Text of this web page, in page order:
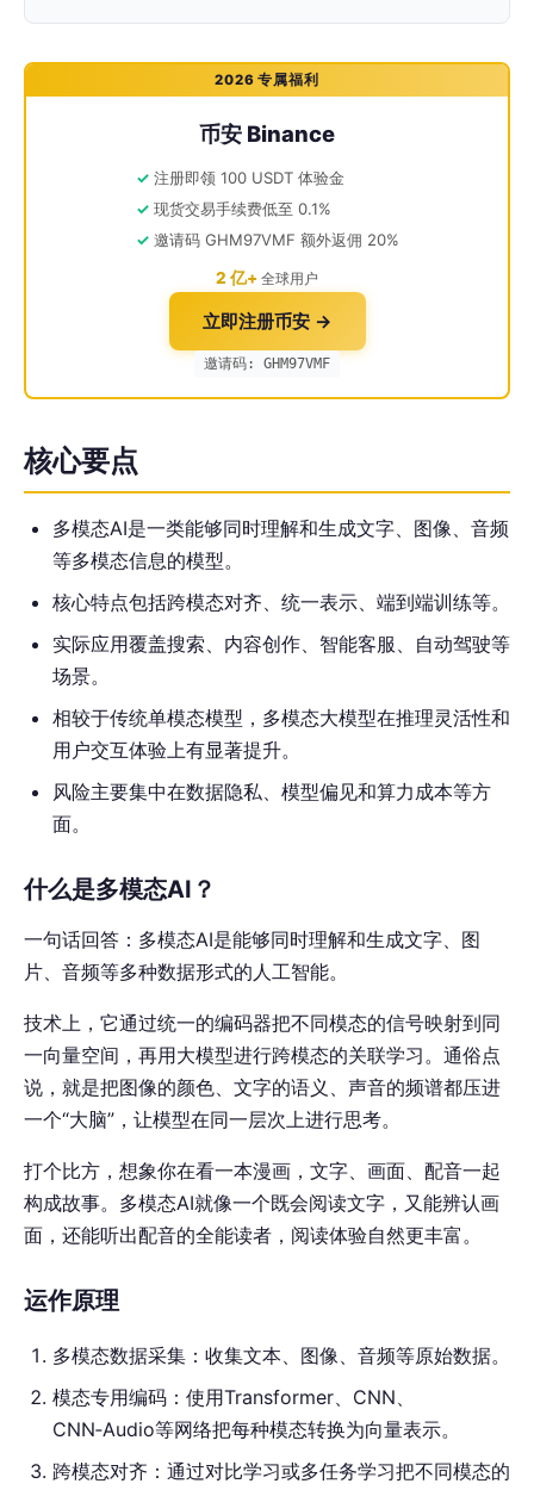
2026 专属福利
币安 Binance
注册即领 100 USDT 体验金
现货交易手续费低至 0.1%
邀请码 GHM97VMF 额外返佣 20%
2 亿+ 全球用户
立即注册币安 →
邀请码: GHM97VMF
核心要点
多模态AI是一类能够同时理解和生成文字、图像、音频
等多模态信息的模型。
核心特点包括跨模态对齐、统一表示、端到端训练等。
实际应用覆盖搜索、内容创作、智能客服、自动驾驶等
场景。
相较于传统单模态模型，多模态大模型在推理灵活性和
用户交互体验上有显著提升。
风险主要集中在数据隐私、模型偏见和算力成本等方
面。
什么是多模态AI？
一句话回答：多模态AI是能够同时理解和生成文字、图
片、音频等多种数据形式的人工智能。
技术上，它通过统一的编码器把不同模态的信号映射到同
一向量空间，再用大模型进行跨模态的关联学习。通俗点
说，就是把图像的颜色、文字的语义、声音的频谱都压进
一个“大脑”，让模型在同一层次上进行思考。
打个比方，想象你在看一本漫画，文字、画面、配音一起
构成故事。多模态AI就像一个既会阅读文字，又能辨认画
面，还能听出配音的全能读者，阅读体验自然更丰富。
运作原理
多模态数据采集：收集文本、图像、音频等原始数据。
模态专用编码：使用Transformer、CNN、
CNN‑Audio等网络把每种模态转换为向量表示。
跨模态对齐：通过对比学习或多任务学习把不同模态的